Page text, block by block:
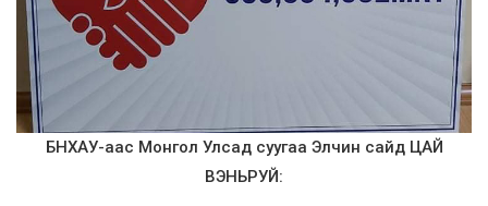
БНХАУ-аас Монгол Улсад суугаа Элчин сайд ЦАЙ
ВЭНЬРУЙ: